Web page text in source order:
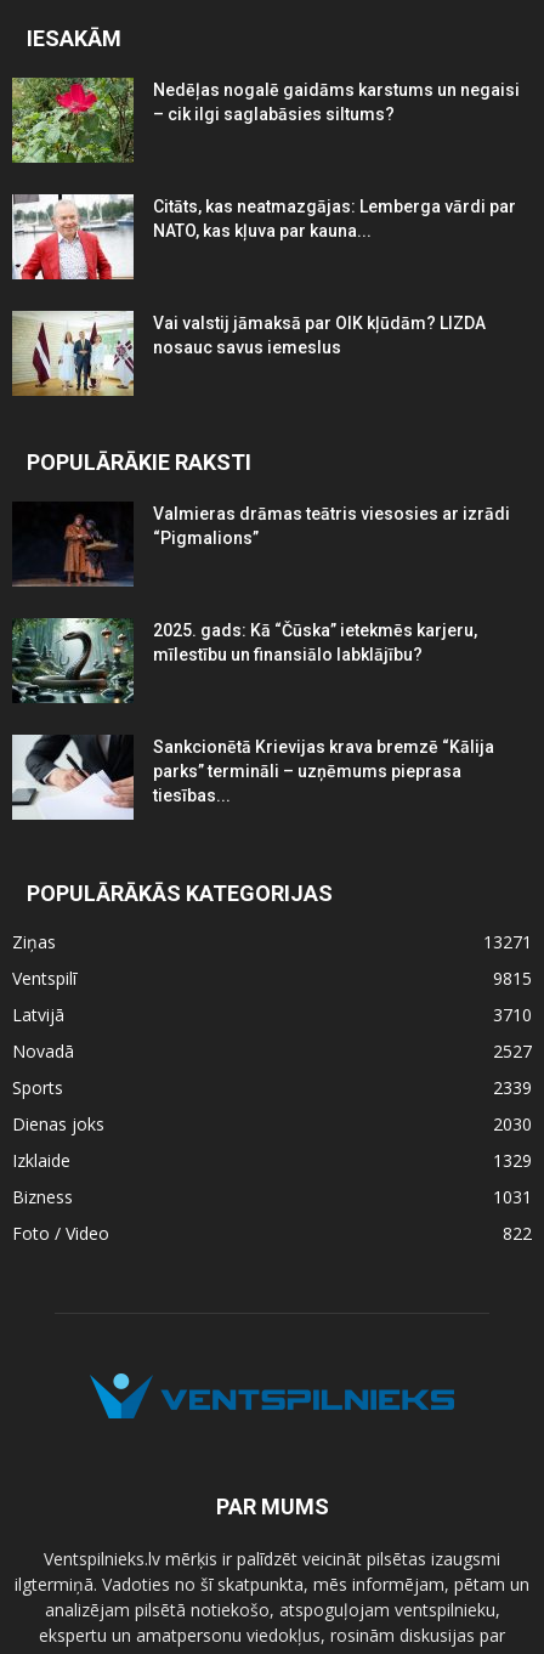
IESAKĀM
Nedēļas nogalē gaidāms karstums un negaisi
– cik ilgi saglabāsies siltums?
Citāts, kas neatmazgājas: Lemberga vārdi par
NATO, kas kļuva par kauna...
Vai valstij jāmaksā par OIK kļūdām? LIZDA
nosauc savus iemeslus
POPULĀRĀKIE RAKSTI
Valmieras drāmas teātris viesosies ar izrādi
“Pigmalions”
2025. gads: Kā “Čūska” ietekmēs karjeru,
mīlestību un finansiālo labklājību?
Sankcionētā Krievijas krava bremzē “Kālija
parks” termināli – uzņēmums pieprasa
tiesības...
POPULĀRĀKĀS KATEGORIJAS
Ziņas
13271
Ventspilī
9815
Latvijā
3710
Novadā
2527
Sports
2339
Dienas joks
2030
Izklaide
1329
Bizness
1031
Foto / Video
822
PAR MUMS
Ventspilnieks.lv mērķis ir palīdzēt veicināt pilsētas izaugsmi
ilgtermiņā. Vadoties no šī skatpunkta, mēs informējam, pētam un
analizējam pilsētā notiekošo, atspoguļojam ventspilnieku,
ekspertu un amatpersonu viedokļus, rosinām diskusijas par